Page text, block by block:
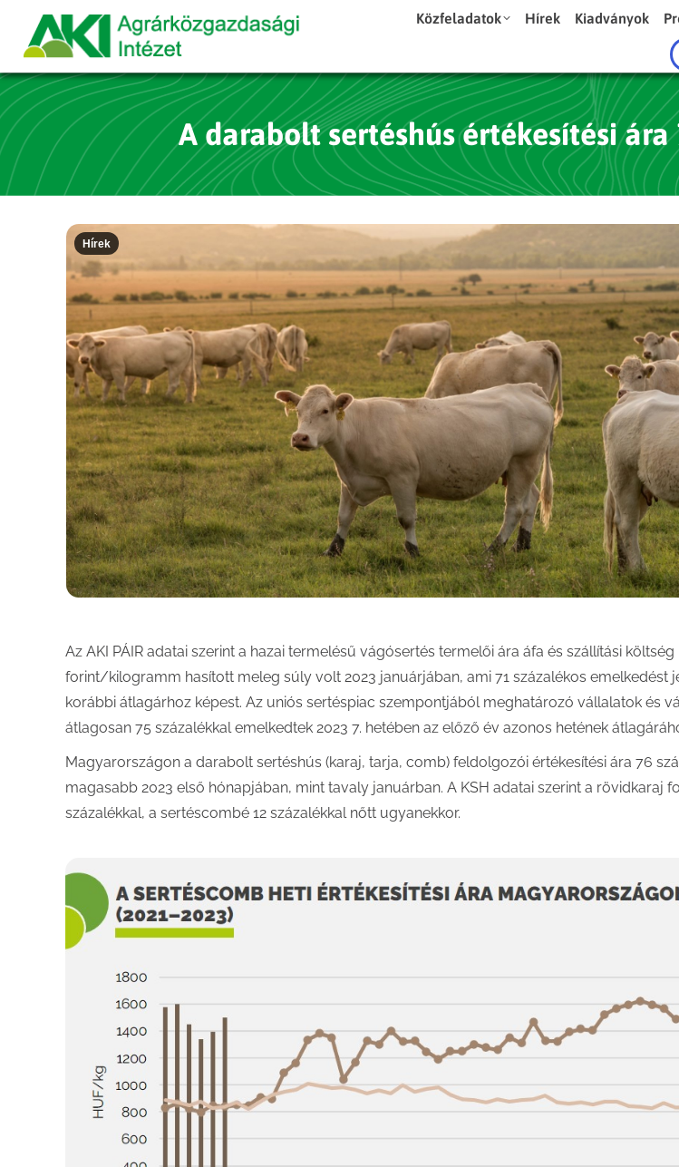
Közfeladatok Hírek Kiadványok
A darabolt sertéshús értékesítési
Hírek
Az AKI PÁIR adatai szerint a hazai termelésű vágósertés termelői ára áfa és szállítási
forint/kilogramm hasított meleg súly volt 2023 januárjában, ami 71 százalékos emelkedést
korábbi átlagárhoz képest. Az uniós sertéspiac szempontjából meghatározó vállalatok és
átlagosan 75 százalékkal emelkedtek 2023 7. hetében az előző év azonos hetének
Magyarországon a darabolt sertéshús (karaj, tarja, comb) feldolgozói értékesítési ára 76
magasabb 2023 első hónapjában, mint tavaly januárban. A KSH adatai szerint a rövidkaraj
százalékkal, a sertéscombé 12 százalékkal nőtt ugyanekkor.